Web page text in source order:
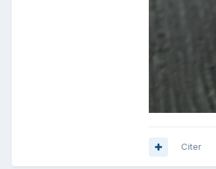
Citer